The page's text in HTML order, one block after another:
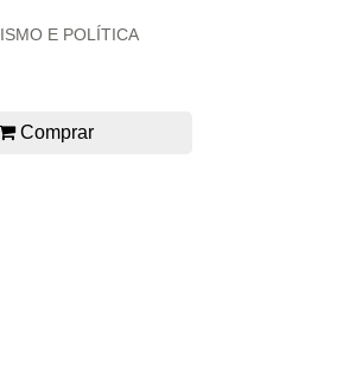
E POLÍTICA
Comprar